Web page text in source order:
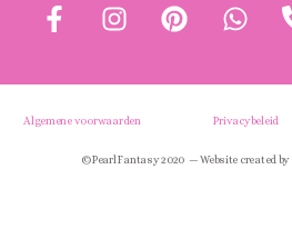
Algemene voorwaarden Privacybeleid
© Pearl Fantasy 2020 — Website created by